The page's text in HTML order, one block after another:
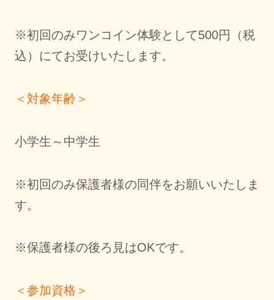
※初回のみワンコイン体験として500円（税
込）にてお受けいたします。
＜対象年齢＞
小学生～中学生
※初回のみ保護者様の同伴をお願いいたしま
す。
※保護者様の後ろ見はOKです。
＜参加資格＞